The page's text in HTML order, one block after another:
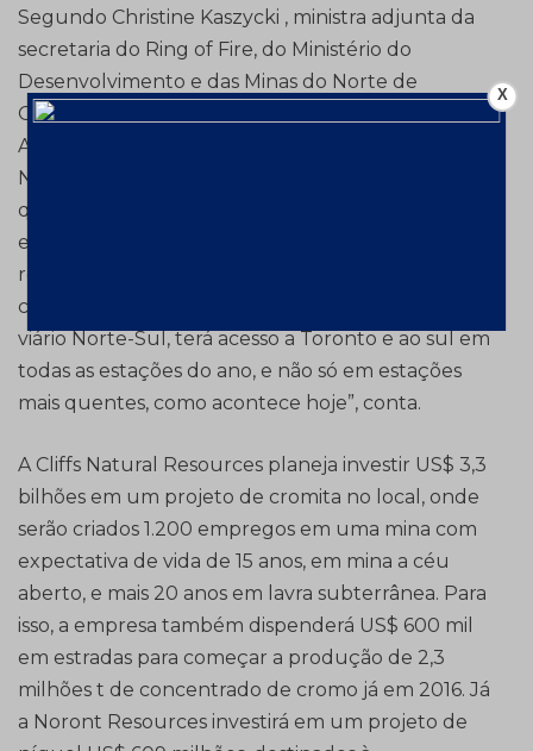
Segundo Christine Kaszycki , ministra adjunta da
secretaria do Ring of Fire, do Ministério do
Desenvolvimento e das Minas do Norte de
Ontário, a descoberta de cromita é a maior da
América do Norte e uma das maiores do mundo.
No entanto, muito ainda precisa ser feito. “Temos
que levar a infraestrutura necessária para a região
e são necessários por volta de 320 km de novas
rodovias. Esses projetos são muito esperados pela
comunidade local que, com a criação do corredor
viário Norte-Sul, terá acesso a Toronto e ao sul em
todas as estações do ano, e não só em estações
mais quentes, como acontece hoje”, conta.
A Cliffs Natural Resources planeja investir US$ 3,3
bilhões em um projeto de cromita no local, onde
serão criados 1.200 empregos em uma mina com
expectativa de vida de 15 anos, em mina a céu
aberto, e mais 20 anos em lavra subterrânea. Para
isso, a empresa também dispenderá US$ 600 mil
em estradas para começar a produção de 2,3
milhões t de concentrado de cromo já em 2016. Já
a Noront Resources investirá em um projeto de
X